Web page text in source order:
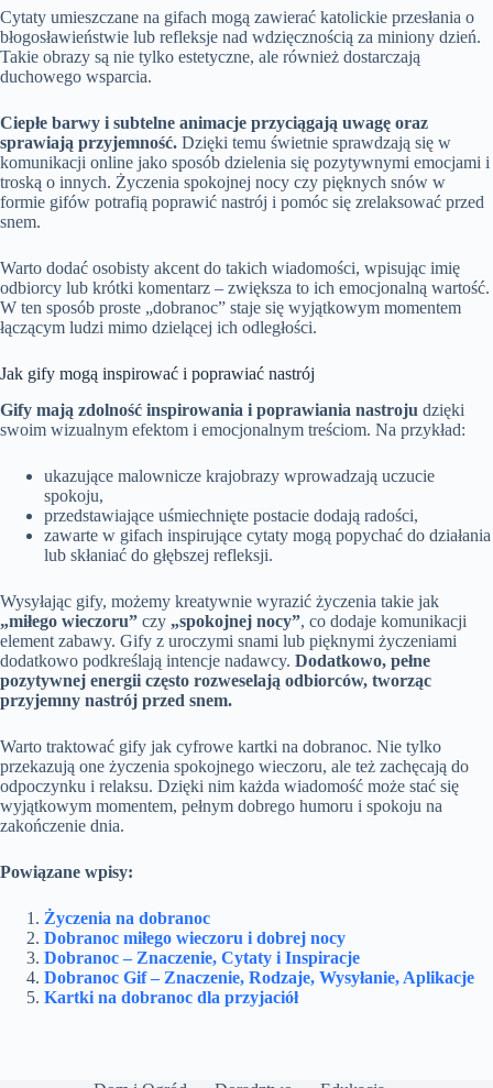
Cytaty umieszczane na gifach mogą zawierać katolickie przesłania o
błogosławieństwie lub refleksje nad wdzięcznością za miniony dzień.
Takie obrazy są nie tylko estetyczne, ale również dostarczają
duchowego wsparcia.
Ciepłe barwy i subtelne animacje przyciągają uwagę oraz
sprawiają przyjemność. Dzięki temu świetnie sprawdzają się w
komunikacji online jako sposób dzielenia się pozytywnymi emocjami i
troską o innych. Życzenia spokojnej nocy czy pięknych snów w
formie gifów potrafią poprawić nastrój i pomóc się zrelaksować przed
snem.
Warto dodać osobisty akcent do takich wiadomości, wpisując imię
odbiorcy lub krótki komentarz – zwiększa to ich emocjonalną wartość.
W ten sposób proste „dobranoc” staje się wyjątkowym momentem
łączącym ludzi mimo dzielącej ich odległości.
Jak gify mogą inspirować i poprawiać nastrój
Gify mają zdolność inspirowania i poprawiania nastroju dzięki
swoim wizualnym efektom i emocjonalnym treściom. Na przykład:
ukazujące malownicze krajobrazy wprowadzają uczucie
spokoju,
przedstawiające uśmiechnięte postacie dodają radości,
zawarte w gifach inspirujące cytaty mogą popychać do działania
lub skłaniać do głębszej refleksji.
Wysyłając gify, możemy kreatywnie wyrazić życzenia takie jak
„miłego wieczoru” czy „spokojnej nocy”, co dodaje komunikacji
element zabawy. Gify z uroczymi snami lub pięknymi życzeniami
dodatkowo podkreślają intencje nadawcy. Dodatkowo, pełne
pozytywnej energii często rozweselają odbiorców, tworząc
przyjemny nastrój przed snem.
Warto traktować gify jak cyfrowe kartki na dobranoc. Nie tylko
przekazują one życzenia spokojnego wieczoru, ale też zachęcają do
odpoczynku i relaksu. Dzięki nim każda wiadomość może stać się
wyjątkowym momentem, pełnym dobrego humoru i spokoju na
zakończenie dnia.
Powiązane wpisy:
Życzenia na dobranoc
Dobranoc miłego wieczoru i dobrej nocy
Dobranoc – Znaczenie, Cytaty i Inspiracje
Dobranoc Gif – Znaczenie, Rodzaje, Wysyłanie, Aplikacje
Kartki na dobranoc dla przyjaciół